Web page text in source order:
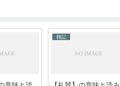
雑記